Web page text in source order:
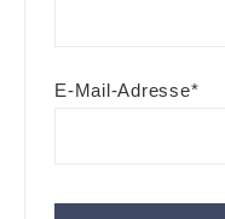
E-Mail-Adresse*